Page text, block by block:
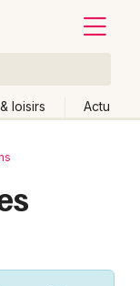
loisirs Actu
Autre